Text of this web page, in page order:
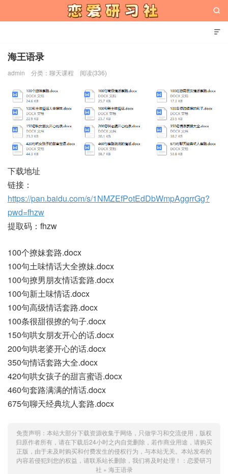


海王语录
admin 分类： 聊天课程 阅读(336)
下载地址
链接：
https://pan.baidu.com/s/1NMZEfPotEdDbWmpAggrrGg?
pwd=fhzw
提取码：fhzw
100个撩妹套路.docx
100句土味情话大全撩妹.docx
100句撩男朋友情话套路.docx
100句新土味情话.docx
100句高级情话套路.docx
100条很甜很撩的句子.docx
150句哄女朋友开心的话.docx
200句哄老婆开心的话.docx
350句情话套路大全.docx
420句哄女孩子的甜言蜜语.docx
460句套路满满的情话.docx
675句聊天经典坑人套路.docx
免责声明：本站大部分下载资源收集于网络，只做学习和交流使用，版权
归原作者所有，请在下载后24小时之内自觉删除，若作商业用途，请购买
正版，由于未及时购买和付费发生的侵权行为，与本站无关。本站发布的
内容若侵犯到您的权益，请联系站长删除，我们将及时处理！： 恋爱研习
社 » 海王语录